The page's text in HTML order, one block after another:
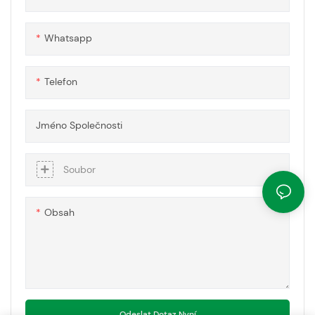
Whatsapp
Telefon
Jméno Společnosti
Soubor
Obsah